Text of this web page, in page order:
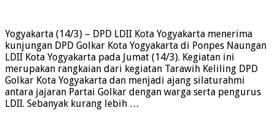
Yogyakarta (14/3) – DPD LDII Kota Yogyakarta menerima
kunjungan DPD Golkar Kota Yogyakarta di Ponpes Naungan
LDII Kota Yogyakarta pada Jumat (14/3). Kegiatan ini
merupakan rangkaian dari kegiatan Tarawih Keliling DPD
Golkar Kota Yogyakarta dan menjadi ajang silaturahmi
antara jajaran Partai Golkar dengan warga serta pengurus
LDII. Sebanyak kurang lebih …